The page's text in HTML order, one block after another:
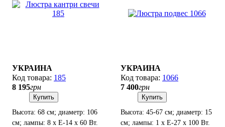
УКРАИНА
185
8 195грн
Купить
Высота: 68 см; диаметр: 106
см; лампы: 8 х Е-14 х 60 Вт.
УКРАИНА
1066
7 400грн
Купить
Высота: 45-67 см; диаметр: 15
см; лампы: 1 х Е-27 х 100 Вт.